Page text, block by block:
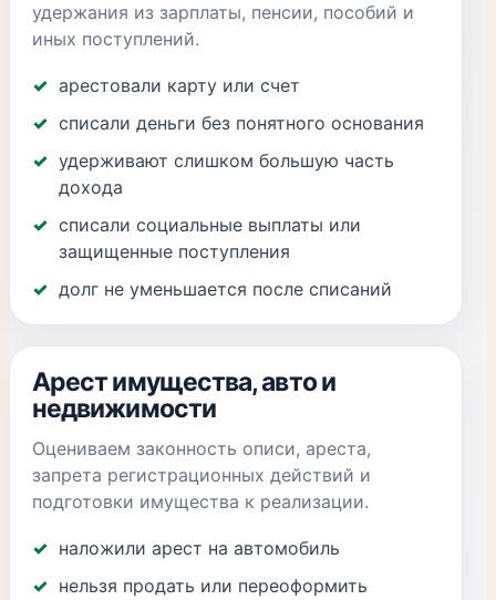
удержания из зарплаты, пенсии, пособий и
иных поступлений.
арестовали карту или счет
списали деньги без понятного основания
удерживают слишком большую часть
дохода
списали социальные выплаты или
защищенные поступления
долг не уменьшается после списаний
Арест имущества, авто и
недвижимости
Оцениваем законность описи, ареста,
запрета регистрационных действий и
подготовки имущества к реализации.
наложили арест на автомобиль
нельзя продать или переоформить